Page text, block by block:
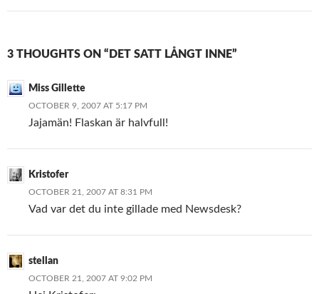
3 THOUGHTS ON “DET SATT LÅNGT INNE”
Miss Gillette
OCTOBER 9, 2007 AT 5:17 PM
Jajamän! Flaskan är halvfull!
Kristofer
OCTOBER 21, 2007 AT 8:31 PM
Vad var det du inte gillade med Newsdesk?
stellan
OCTOBER 21, 2007 AT 9:02 PM